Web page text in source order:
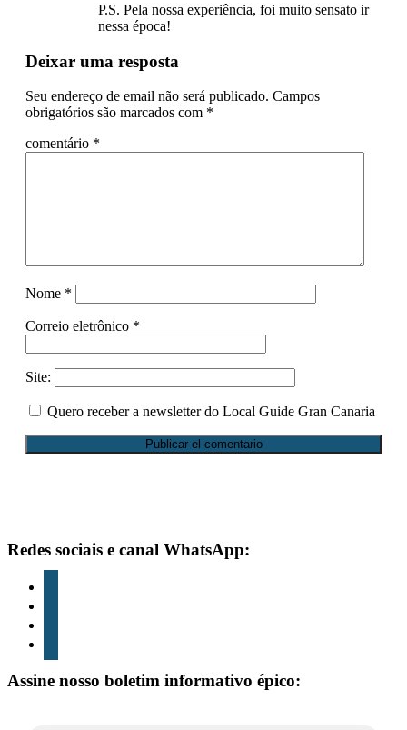
P.S. Pela nossa experiência, foi muito sensato ir
nessa época!
Deixar uma resposta
Seu endereço de email não será publicado. Campos
obrigatórios são marcados com *
comentário *
Nome *
Correio eletrônico *
Site:
Quero receber a newsletter do Local Guide Gran Canaria
Rodapé
Redes sociais e canal WhatsApp:
Assine nosso boletim informativo épico: